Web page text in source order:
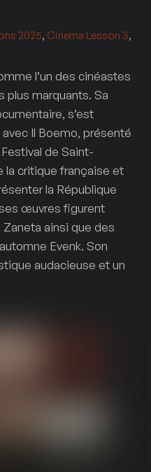
2025, Cinema Lesson 3,
l’un des cinéastes
plus marquants. Sa
s’est
Il Boemo, présenté
de Saint-
la critique française et
la République
œuvres figurent
ainsi que des
Evenk. Son
audacieuse et un